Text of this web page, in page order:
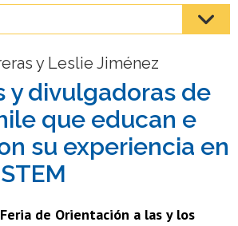
Estudiantes
Académicas/os
Funcionarias/os
Egresadas/os
y Leslie Jiménez
y divulgadoras de
que educan e
su experiencia en
de Orientación a las y los